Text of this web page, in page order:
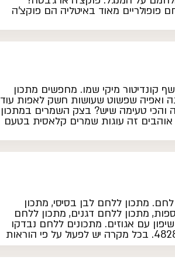
פופולריים מאוד באיטליה הם פוקצ'ה
קונדיטור מיקי שמו. מחפשים מתכון
ואפיה שפשוט שעושות חשק לאפות עוד
והכי טעימה שיש? בצק השמרים במתכון
זה עוגות שמרים קלאסית בטעם
מתכון ללחם לבן בסיסי, מתכון
מתכון ללחם דגנים, מתכון ללחם
עם אגוזים. מתכונים ללחם נבדקו